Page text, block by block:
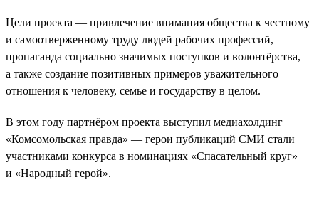
Цели проекта — привлечение внимания общества к честному
и самоотверженному труду людей рабочих профессий,
пропаганда социально значимых поступков и волонтёрства,
а также создание позитивных примеров уважительного
отношения к человеку, семье и государству в целом.
В этом году партнёром проекта выступил медиахолдинг
«Комсомольская правда» — герои публикаций СМИ стали
участниками конкурса в номинациях «Спасательный круг»
и «Народный герой».